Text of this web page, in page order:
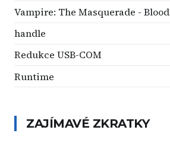
Vampire: The Masquerade -
handle
Redukce USB-COM
Runtime
ZAJÍMAVÉ ZKRATKY